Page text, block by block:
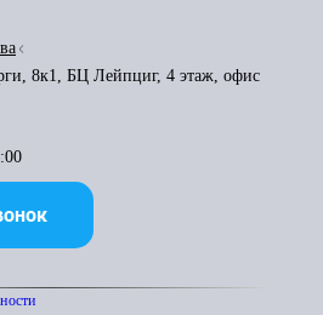
8к1, БЦ Лейпциг, 4 этаж, офис